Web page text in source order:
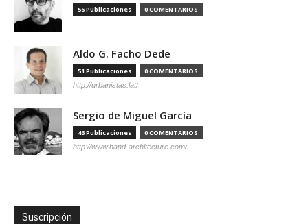
56 Publicaciones 0 COMENTARIOS
Aldo G. Facho Dede
51 Publicaciones 0 COMENTARIOS
http://urbanistas.lat/
Sergio de Miguel García
46 Publicaciones 0 COMENTARIOS
http://www.hand-architecture.com/
Suscripción